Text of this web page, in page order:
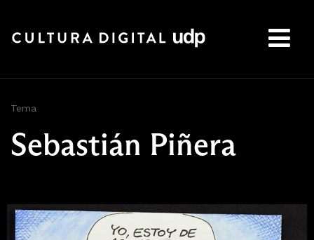
Tema
Sebastián Piñera